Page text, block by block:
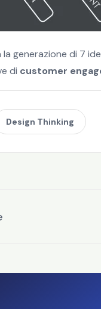
generazione di 7
di customer
Design Thinking